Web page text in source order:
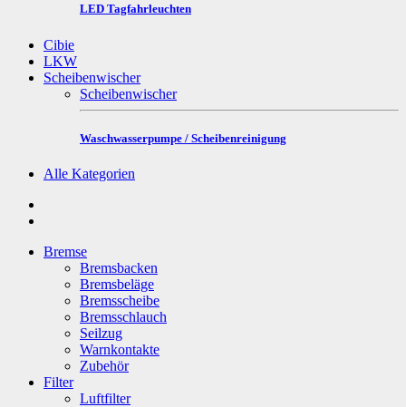
LED Tagfahrleuchten
Cibie
LKW
Scheibenwischer
Scheibenwischer
Waschwasserpumpe / Scheibenreinigung
Alle Kategorien
Bremse
Bremsbacken
Bremsbeläge
Bremsscheibe
Bremsschlauch
Seilzug
Warnkontakte
Zubehör
Filter
Luftfilter